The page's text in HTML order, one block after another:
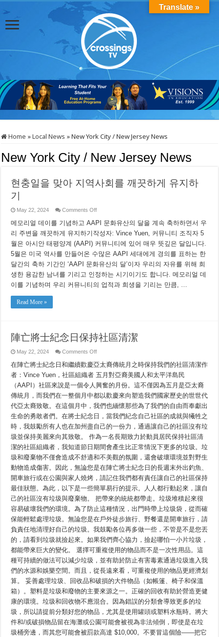
Home »Local News »New York City / New Jersey News
New York City / New Jersey News
현충일을 맞아 지역사회를 깨끗하게 유지하
기
May 22, 2024 Comments Offon
충
일
을
맞
아
역
사
회
를
지
하
메모리얼 데이를 기념하고 AAPI 문화유산의 달을 계속 축하하면서 우
리 주변을 깨끗하게 유지하기작성자: Vince Yuen, 커뮤니티 조직자 5
월은 아시안 태평양계 (AAPI) 커뮤니티에 있어 매우 뜻깊은 달입니다.
5월은 미국 역사를 만들어온 수많은 AAPI 세대에게 경의를 표하는 한
달간의 축하 기간인 ‘AAPI 문화유산의 달’이자 우리의 자유를 위해 희
생한 용감한 남녀를 기리고 인정하는 시기이기도 합니다. 메모리얼 데
이를 기념하며 우리 커뮤니티의 업적과 희생을 기리는 만큼, …
Read More »
陣亡將士紀念日保持社區清潔
May 22, 2024 Comments Offon
亡
將
士
紀
念
日
保
持
社
區
清
潔
在陣亡將士紀念日和繼續歡慶亞太裔傳統月之時保持我們的社區清潔作
者：Vince Yuen，社區組織者 五月對亞裔美國人和太平洋島民
（AAPI）社區來說是一個令人興奮的月份。這不僅因為五月是亞太裔
傳統月，而我們在一整個月中都以歡慶來向塑造我們國家歷史的世世代
代亞太裔致敬。在這個月中，我們也緬懷那些為了我們的自由而奉獻出
生命的勇敢者們。在將士紀念日，當我們紀念自己社區的成就與犧牲之
時，我鼓勵所有人也在加州盡自己的一份力，通過讓自己的社區沒有垃
圾並保持美麗來向其致敬。 作為一名長期致力於動員居民保持社區清
潔的社區組織者，我知道節日期間會產生比正常情況下更多的垃圾。垃
圾和廢棄物不僅會造成不舒適和不美觀的氛圍，還會破壞環境並對野生
動物造成傷害。因此，無論您是在陣亡將士紀念日的長週末外出釣魚、
開車旅行或在公園與家人燒烤，請記住我們都有責任讓自己的社區保持
最佳狀態。為此，以下是一些簡單易行的提示。人人都行動起來，讓自
己的社區沒有垃圾與廢棄物。 把帶來的統統都帶走。垃圾堆積起來很
容易破壞我們的環境。為了防止這種情況，出門時帶上垃圾袋，從而確
保能輕鬆處理垃圾。無論您是在戶外徒步旅行、野餐還是開車旅行，請
負責任地清理好自己的垃圾。我鼓勵各位再多做一些，不管是不是您丟
的，請看到垃圾就撿起來。如果我們齊心協力，撿起哪怕一小片垃圾，
都能帶來巨大的變化。 選擇可重複使用的物品而不是一次性用品。這
種可持續的做法可以減少垃圾，並有助於防止有害毒素通過垃圾進入我
們的水源和娛樂空間。而且，從長遠來看，可重複使用的物品更經濟划
算。 妥善處理垃圾、回收品和破損的大件物品（如帳篷、椅子和保溫
箱）。塑料是垃圾和廢物的主要來源之一。正確的回收有助於營造更健
康的環境。垃圾和回收物不應混合。因為錯誤的分類會導致更多的垃
圾，所以請提前分類好您的物品，尤其是使用罐頭或塑料水瓶時。將大
件和/或破損物品留在海灘或公園可能會被視為非法傾倒，即使是在垃
圾桶旁邊，而其您可能會被罰款高達 $10,000。不要冒這個險——把它
Translate »